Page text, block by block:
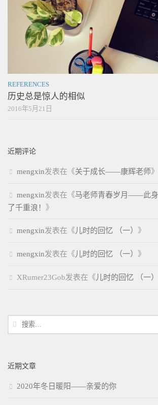
REFERENCES
历史总是惊人的相似
2016年5月21日
近期评论
mengxin发表在《关于成长——康辉老师》
mengxin发表在《马老师青春岁月——此
了千重浪！ 》
mengxin发表在《 儿时的回忆 （一） 》
mengxin发表在《 儿时的回忆 （一） 》
XRumer23Gob发表在《 儿时的回忆 （一）
搜
索：
近期文章
2020年冬日暖阳——亲爱的你